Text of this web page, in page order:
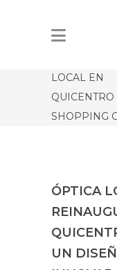
ÓPTICA LOS
LOCAL EN
QUICENTRO
SHOPPING
ÓPTICA
UN